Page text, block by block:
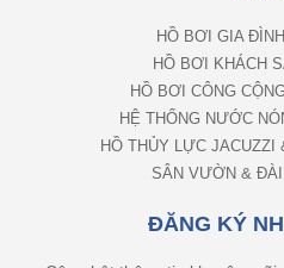
HỒ BƠI GIA
HỒ BƠI KHÁCH
HỒ BƠI CÔNG
HỆ THỐNG NƯỚC
HỒ THỦY LỰC JACUZZI
SÂN VƯỜN &
ĐĂNG KÝ